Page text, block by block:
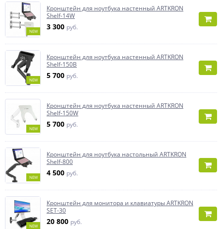
NEW
Кронштейн для ноутбука настенный ARTKRON
Shelf-14W
3 300 руб.
NEW
Кронштейн для ноутбука настенный ARTKRON
Shelf-150B
5 700 руб.
NEW
Кронштейн для ноутбука настенный ARTKRON
Shelf-150W
5 700 руб.
NEW
Кронштейн для ноутбука настольный ARTKRON
Shelf-800
4 500 руб.
NEW
Кронштейн для монитора и клавиатуры ARTKRON
SET-30
20 800 руб.